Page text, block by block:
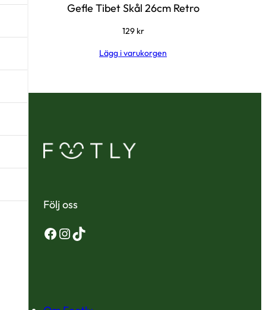
Gefle Tibet Skål 26cm Retro
129 kr
Lägg i varukorgen
Följ oss
Facebook
Instagram
TikTok